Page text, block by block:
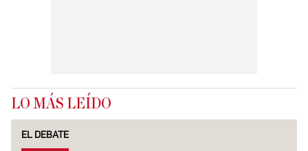
LO MÁS LEÍDO
EL DEBATE